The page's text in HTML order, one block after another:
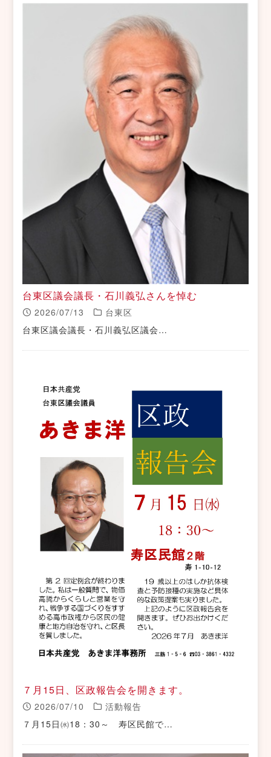
台東区議会議長・石川義弘さんを悼む
2026/07/13
台東区
台東区議会議長・石川義弘区議会…
７月15日、区政報告会を開きます。
2026/07/10
活動報告
７月15日㈬18：30～ 寿区民館で…